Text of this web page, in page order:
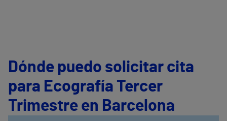
Dónde puedo solicitar cita
para Ecografía Tercer
Trimestre en Barcelona